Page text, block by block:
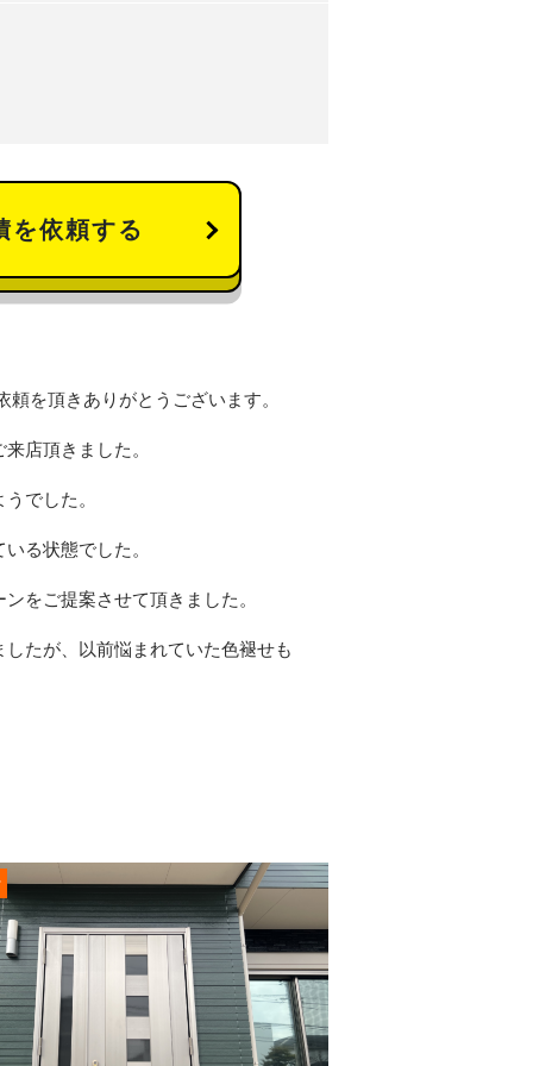
を依頼する
を頂きありがとうございます。
店頂きました。
でした。
る状態でした。
をご提案させて頂きました。
たが、以前悩まれていた色褪せも